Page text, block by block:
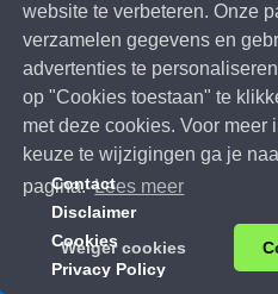
website te verbeteren. Onze
verzamelen gegevens en
advertenties te
op "Cookies toestaan" te
met deze cookies. Voor meer
keuze te wijzigingen ga je
pagina.Lees meer
Weiger cookies
© 2026 Kinderspelletjes.be
Contact
Disclaimer
Cookies
Privacy Policy